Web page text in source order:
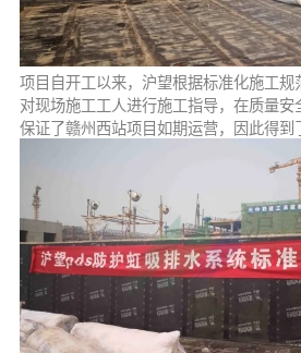
项目自开工以来，沪望根据标准化施工规
对现场施工工人进行施工指导，在质量安
保证了赣州西站项目如期运营，因此得到